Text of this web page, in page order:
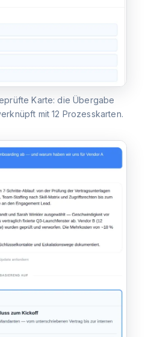
Karte: die Übergabe
mit 12 Prozesskarten.